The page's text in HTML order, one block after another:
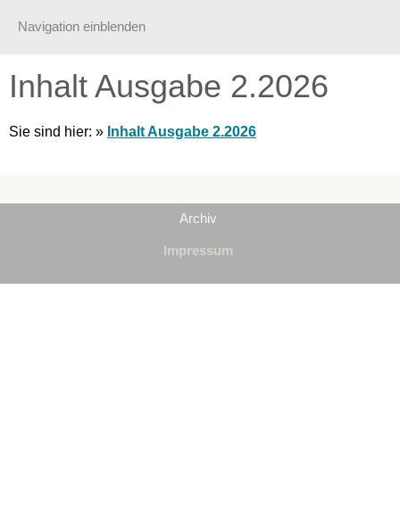
Navigation einblenden
Inhalt Ausgabe 2.2026
Sie sind hier: » Inhalt Ausgabe 2.2026
Archiv
Impressum